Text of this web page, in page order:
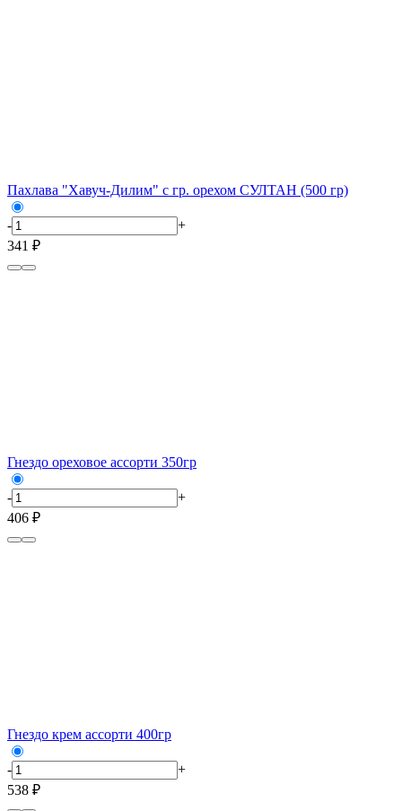
Пахлава "Хавуч-Дилим" с гр. орехом СУЛТАН (500 гр)
-
+
341 ₽
Гнездо ореховое ассорти 350гр
-
+
406 ₽
Гнездо крем ассорти 400гр
-
+
538 ₽